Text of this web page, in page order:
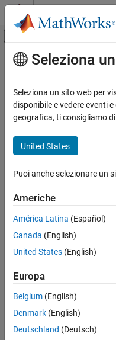
Vai al contenuto
Attiva/disattiva
Pagina iniziale della
Contenuto principale
Seleziona
Seleziona un sito web per
disponibile e vedere eventi
geografica, ti consigliamo
United States
Puoi anche selezionare un
Americhe
América Latina (Español)
Canada (English)
United States (English)
Europa
Belgium (English)
Denmark (English)
Deutschland (Deutsch)
Centro di fiducia
Antipirateria
Stato